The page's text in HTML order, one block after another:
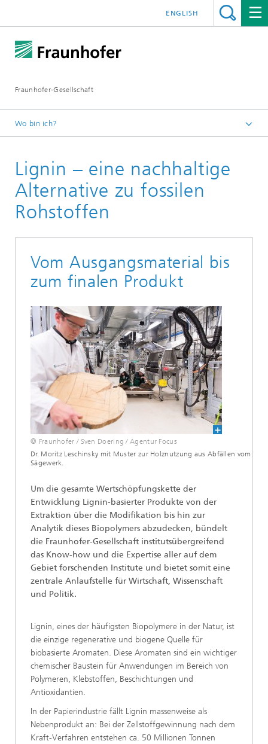
Fraunhofer-Gesellschaft
ENGLISH
Wo bin ich?
Forschung
Fraunhofer Strategische Forschungsfelder
Lignin – eine nachhaltige
Alternative zu fossilen
Rohstoffen
Vom Ausgangsmaterial bis
zum finalen Produkt
© Fraunhofer / Sven Doering / Agentur Focus
Dr. Moritz Leschinsky mit Muster zur Holznutzung aus Abfällen vom
Sägewerk.
Um die gesamte Wertschöpfungskette der
Entwicklung Lignin-basierter Produkte von der
Extraktion über die Modifikation bis hin zur
Analytik dieses Biopolymers abzudecken, bündelt
die Fraunhofer-Gesellschaft institutsübergreifend
das Know-how und die Expertise aller auf dem
Gebiet forschenden Institute und bietet somit eine
zentrale Anlaufstelle für Wirtschaft, Wissenschaft
und Politik.
Lignin, eines der häufigsten Biopolymere in der Natur, ist
die einzige regenerative und biogene Quelle für
biobasierte Aromaten. Diese Aromaten sind ein wichtiger
chemischer Baustein für Anwendungen im Bereich von
Polymeren, Klebstoffen, Beschichtungen und
Antioxidantien.
In der Papierindustrie fällt Lignin massenweise als
Nebenprodukt an: Bei der Zellstoffgewinnung nach dem
Kraft-Verfahren entstehen ca. 50 Millionen Tonnen